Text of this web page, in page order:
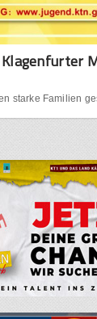
starke Familien